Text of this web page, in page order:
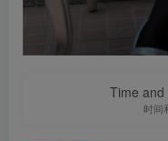
Time and
时间